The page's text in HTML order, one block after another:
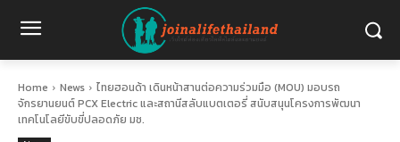
Home News
ไทยฮอนด้า เดินหน้าสานต่อความร่วมมือ (MOU) มอบรถ
จักรยานยนต์ PCX Electric และสถานีสลับแบตเตอรี่ สนับสนุนโครงการพัฒนา
เทคโนโลยีขับขี่ปลอดภัย มช.